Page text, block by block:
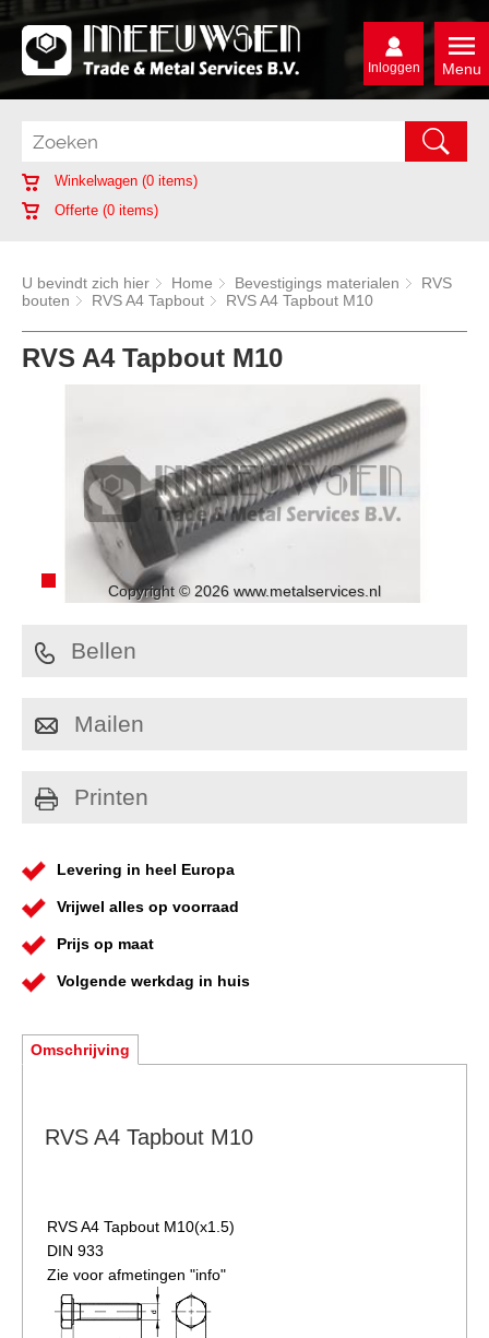
Menu
Inloggen
Winkelwagen (0 items)
Offerte (0 items)
U bevindt zich hier Home Bevestigings materialen
RVS
bouten
RVS A4 Tapbout RVS A4 Tapbout M10
RVS A4 Tapbout M10
Copyright © 2026 www.metalservices.nl
Bellen
Mailen
Printen
Levering in heel Europa
Vrijwel alles op voorraad
Prijs op maat
Volgende werkdag in huis
Omschrijving
RVS A4 Tapbout M10
RVS A4 Tapbout M10(x1.5)
DIN 933
Zie voor afmetingen "info"